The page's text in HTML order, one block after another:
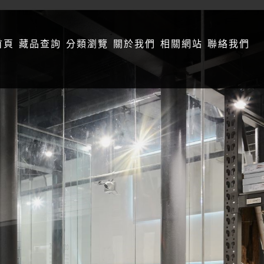
頁 藏品查詢 分類瀏覽 關於我們 相關網站 聯絡我們